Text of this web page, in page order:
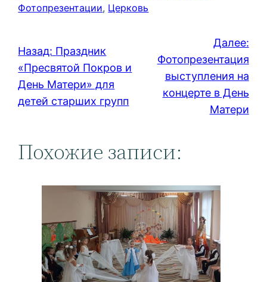
Фотопрезентации, Церковь
Назад: Праздник
«Пресвятой Покров и
День Матери» для
детей старших групп
Далее:
Фотопрезентация
выступления на
концерте в День
Матери
Похожие записи: